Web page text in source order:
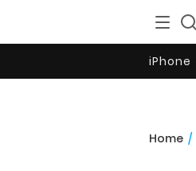
iPhone
Home /